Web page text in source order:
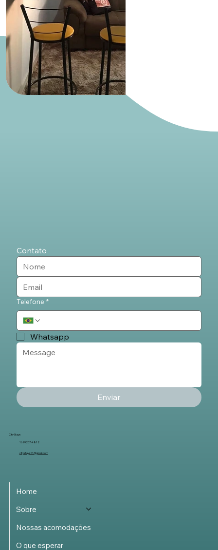
Contato
Telefone *
Whatsapp
Enviar
Home
Sobre
Nossas acomodações
O que esperar
City Stays
16 99207-4812
citystays01@gmail.com